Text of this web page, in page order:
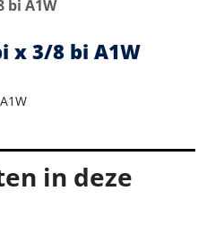
bi A1W
x 3/8 bi A1W
in deze